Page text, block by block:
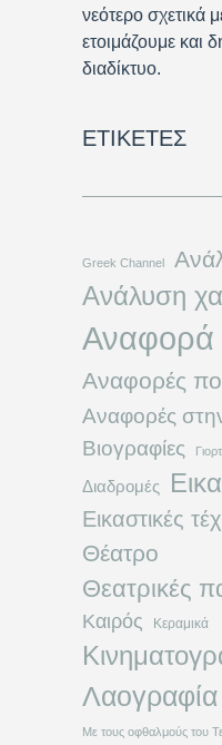
νεότερο σχετικά
ετοιμάζουμε και
διαδίκτυο.
ΕΤΙΚΈΤΕΣ
Greek Channel
Ανάλυση
Αναφορά
Αναφορές
Αναφορές
Βιογραφίες
Διαδρομές
Εικαστικές
Θέατρο
Θεατρικές
Καιρός Κεραμικά
Λαογραφία
Με τους οφθαλμούς του